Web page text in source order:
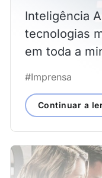
Inteligência
tecnologias
em toda a
mais
fazer em três
conseguir.
#Imprensa
Continuar a